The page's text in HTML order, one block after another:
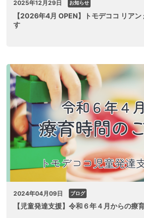
2025年12月29日 お知らせ
【2026年4月 OPEN】トモデココ リアン
す
2024年04月09日 ブログ
【児童発達支援】令和６年４月からの療